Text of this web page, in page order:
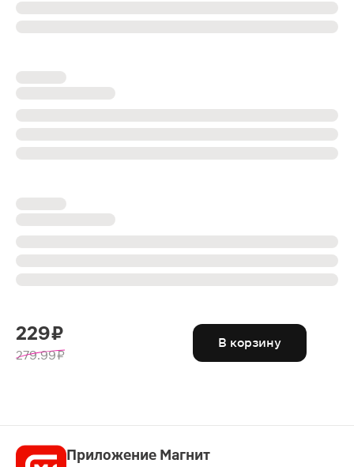
229 ₽
279.99 ₽
В корзину
Приложение Магнит